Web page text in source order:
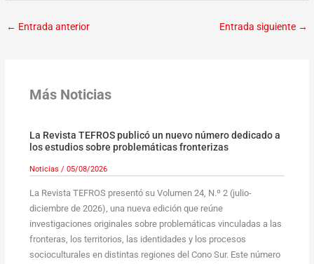
← Entrada anterior Entrada siguiente →
Más Noticias
La Revista TEFROS publicó un nuevo número dedicado a
los estudios sobre problemáticas fronterizas
Noticias / 05/08/2026
La Revista TEFROS presentó su Volumen 24, N.º 2 (julio-
diciembre de 2026), una nueva edición que reúne
investigaciones originales sobre problemáticas vinculadas a las
fronteras, los territorios, las identidades y los procesos
socioculturales en distintas regiones del Cono Sur. Este número